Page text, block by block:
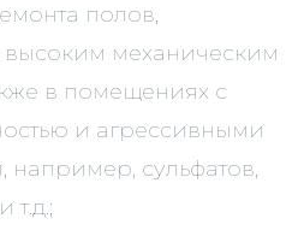
полов,
механическим
в помещениях с
и агрессивными
например, сульфатов,
т.д.;